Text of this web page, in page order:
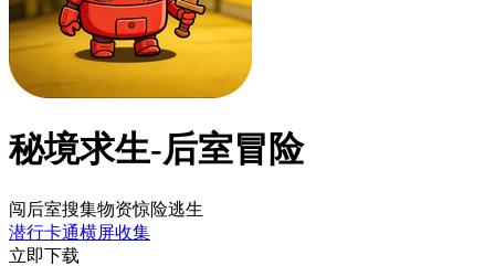
秘境求生-后室冒险
闯后室搜集物资惊险逃生
潜行卡通横屏收集
立即下载